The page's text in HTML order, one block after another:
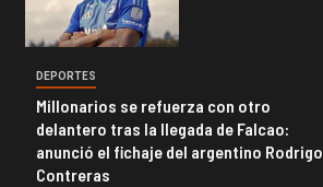
DEPORTES
Millonarios se refuerza con otro
delantero tras la llegada de Falcao:
anunció el fichaje del argentino Rodrigo
Contreras